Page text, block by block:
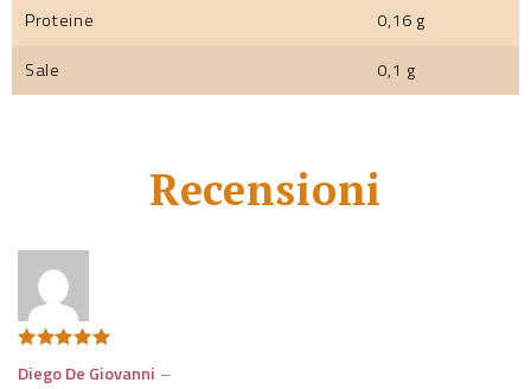
Proteine
0,16 g
Sale
0,1 g
Recensioni
su 5
Diego De Giovanni –